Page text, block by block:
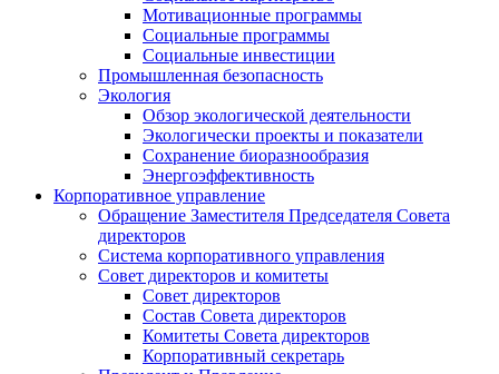
Мотивационные программы
Социальные программы
Социальные инвестиции
Промышленная безопасность
Экология
Обзор экологической деятельности
Экологически проекты и показатели
Сохранение биоразнообразия
Энергоэффективность
Корпоративное управление
Обращение Заместителя Председателя Совета
директоров
Система корпоративного управления
Совет директоров и комитеты
Совет директоров
Состав Совета директоров
Комитеты Совета директоров
Корпоративный секретарь